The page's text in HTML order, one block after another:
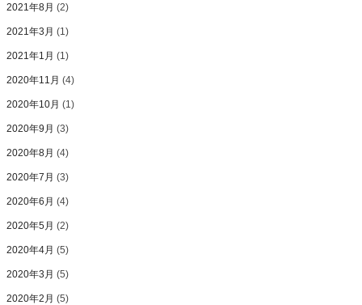
2021年8月 (2)
2021年3月 (1)
2021年1月 (1)
2020年11月 (4)
2020年10月 (1)
2020年9月 (3)
2020年8月 (4)
2020年7月 (3)
2020年6月 (4)
2020年5月 (2)
2020年4月 (5)
2020年3月 (5)
2020年2月 (5)